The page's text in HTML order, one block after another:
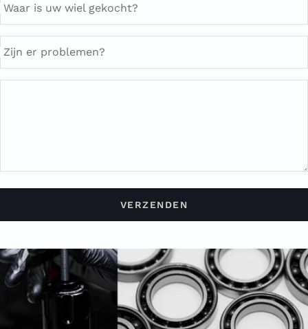
Waar is uw wiel gekocht?
Zijn er problemen?
VERZENDEN